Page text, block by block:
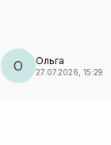
О Ольга
27.07.2026, 15:29